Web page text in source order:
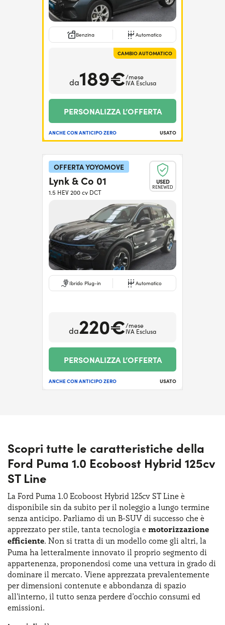
Benzina Automatico
CAMBIO AUTOMATICO
da189€/mese
IVA Esclusa
PERSONALIZZA L’OFFERTA
ANCHE CON ANTICIPO ZERO USATO
OFFERTA YOYOMOVE
USED
RENEWED
Lynk & Co 01
1.5 HEV 200 cv DCT
Ibrido Plug-in Automatico
da220€/mese
IVA Esclusa
PERSONALIZZA L’OFFERTA
ANCHE CON ANTICIPO ZERO USATO
Scopri tutte le caratteristiche della
Ford Puma 1.0 Ecoboost Hybrid 125cv
ST Line
La Ford Puma 1.0 Ecoboost Hybrid 125cv ST Line è
disponibile sin da subito per il noleggio a lungo termine
senza anticipo. Parliamo di un B-SUV di successo che è
apprezzato per stile, tanta tecnologia e motorizzazione
efficiente. Non si tratta di un modello come gli altri, la
Puma ha letteralmente innovato il proprio segmento di
appartenenza, proponendosi come una vettura in grado di
dominare il mercato. Viene apprezzata prevalentemente
per dimensioni contenute e abbondanza di spazio
all’interno, il tutto senza perdere d’occhio consumi ed
emissioni.